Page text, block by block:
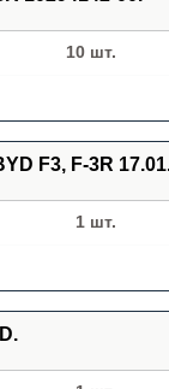
10 шт.
F-3R
1 шт.